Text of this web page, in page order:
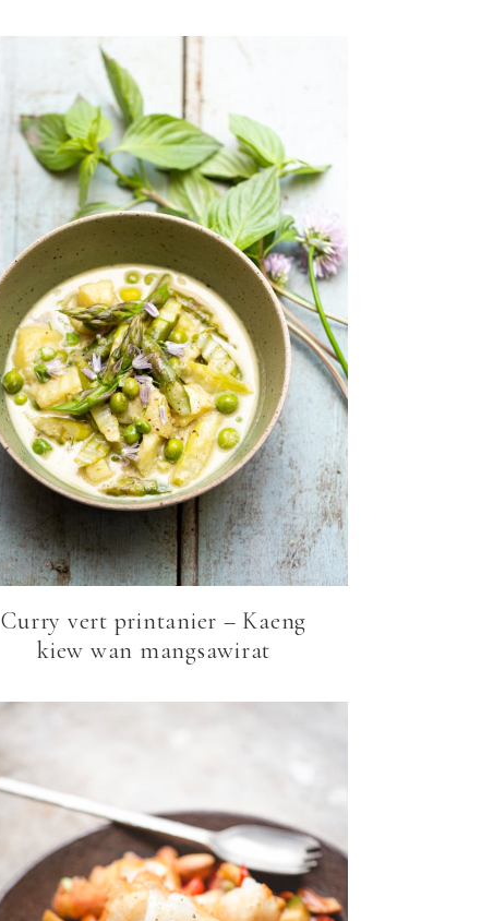
Curry vert printanier – Kaeng
kiew wan mangsawirat